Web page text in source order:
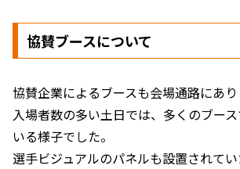
協賛ブースについて
協賛企業によるブースも会場通路にあり
入場者数の多い土日では、多くのブー
いる様子でした。
選手ビジュアルのパネルも設置されて